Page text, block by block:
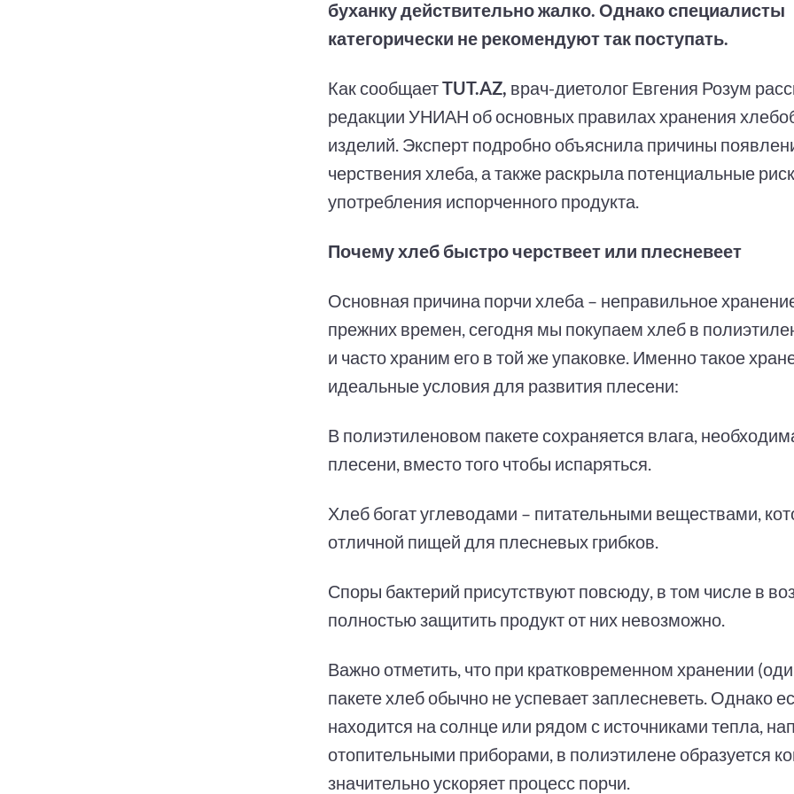
буханку действительно жалко. Однако специалисты
категорически не рекомендуют так поступать.
Как сообщаетTUT.AZ, врач-диетолог Евгения Розум
редакции УНИАН об основных правилах хранения
изделий. Эксперт подробно объяснила причины
черствения хлеба, а также раскрыла потенциальные
употребления испорченного продукта.
Почему хлеб быстро черствеет или плесневеет
Основная причина порчи хлеба – неправильное
прежних времен, сегодня мы покупаем хлеб в
и часто храним его в той же упаковке. Именно такое
идеальные условия для развития плесени:
В полиэтиленовом пакете сохраняется влага,
плесени, вместо того чтобы испаряться.
Хлеб богат углеводами – питательными веществами,
отличной пищей для плесневых грибков.
Споры бактерий присутствуют повсюду, в том числе в
полностью защитить продукт от них невозможно.
Важно отметить, что при кратковременном хранении
пакете хлеб обычно не успевает заплесневеть. Однако
находится на солнце или рядом с источниками тепла,
отопительными приборами, в полиэтилене образуется
значительно ускоряет процесс порчи.